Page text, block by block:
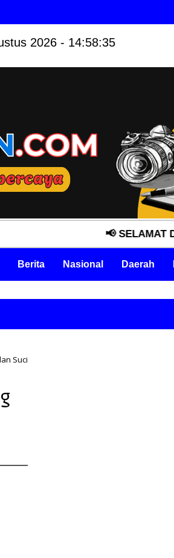
2026 - 14:58:36
📢 SELAMAT DATANG
Berita Nasional Daerah
Suci